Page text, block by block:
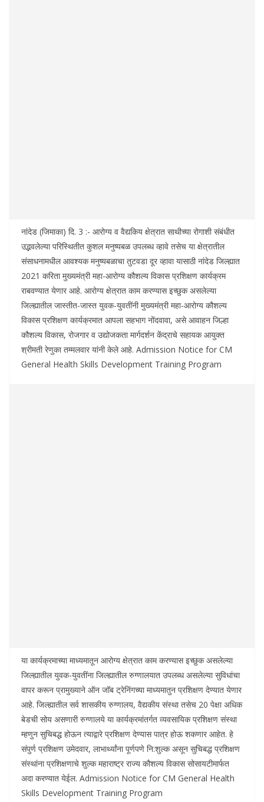
नांदेड (जिमाका) दि. 3 :- आरोग्य व वैद्यकिय क्षेत्रात साथीच्या रोगाशी संबंधीत
उद्भवलेल्या परिस्थितीत कुशल मनुष्यबळ उपलब्ध व्हावे तसेच या क्षेत्रातील
संसाधनामधील आवश्यक मनुष्यबळाचा तुटवडा दूर व्हावा यासाठी नांदेड जिल्ह्यात
2021 करिता मुख्यमंत्री महा-आरोग्य कौशल्य विकास प्रशिक्षण कार्यक्रम
राबवण्यात येणार आहे. आरोग्य क्षेत्रात काम करण्यास इच्छुक असलेल्या
जिल्ह्यातील जास्तीत-जास्त युवक-युवतींनी मुख्यमंत्री महा-आरोग्य कौशल्य
विकास प्रशिक्षण कार्यक्रमात आपला सहभाग नोंदवावा, असे आवाहन जिल्हा
कौशल्य विकास, रोजगार व उद्योजकता मार्गदर्शन केंद्राचे सहायक आयुक्त
श्रीमती रेणुका तम्मलवार यांनी केले आहे. Admission Notice for CM
General Health Skills Development Training Program
या कार्यक्रमाच्या माध्यमातून आरोग्य क्षेत्रात काम करण्यास इच्छुक असलेल्या
जिल्ह्यातील युवक-युवतींना जिल्ह्यातील रुग्णालयात उपलब्ध असलेल्या सुविधांचा
वापर करून प्रामुख्याने ऑन जॉब ट्रेनिंगच्या माध्यमातुन प्रशिक्षण देण्यात येणार
आहे. जिल्ह्यातील सर्व शासकीय रुग्णालय, वैद्यकीय संस्था तसेच 20 पेक्षा अधिक
बेडची सोय असणारी रुग्णालये या कार्यक्रमांतर्गत व्यवसायिक प्रशिक्षण संस्था
म्हणुन सुचिबद्ध होऊन त्याद्वारे प्रशिक्षण देण्यास पात्र होऊ शकणार आहेत. हे
संपुर्ण प्रशिक्षण उमेदवार, लाभार्थ्यांना पूर्णपणे नि:शुल्क असून सुचिबद्ध प्रशिक्षण
संस्थांना प्रशिक्षणाचे शुल्क महाराष्ट्र राज्य कौशल्य विकास सोसायटीमार्फत
अदा करण्यात येईल. Admission Notice for CM General Health
Skills Development Training Program